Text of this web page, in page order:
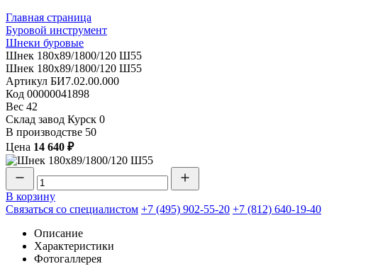
Главная страница
Буровой инструмент
Шнеки буровые
Шнек 180х89/1800/120 Ш55
Шнек 180х89/1800/120 Ш55
Артикул БИ7.02.00.000
Код 00000041898
Вес 42
Склад завод Курск 0
В производстве 50
Цена 14 640 ₽
В корзину
Связаться со специалистом +7 (495) 902-55-20 +7 (812) 640-19-40
Описание
Характеристики
Фотогаллерея